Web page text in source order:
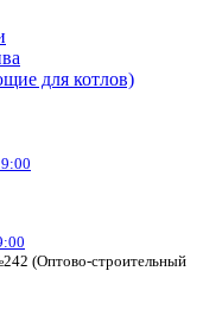
для котлов)
(Оптово-строительный